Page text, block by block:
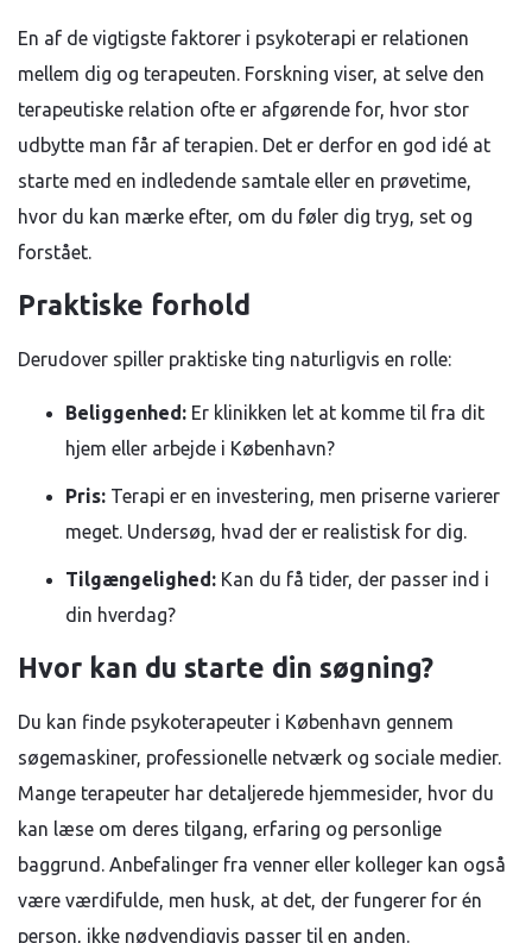
En af de vigtigste faktorer i psykoterapi er relationen
mellem dig og terapeuten. Forskning viser, at selve den
terapeutiske relation ofte er afgørende for, hvor stor
udbytte man får af terapien. Det er derfor en god idé at
starte med en indledende samtale eller en prøvetime,
hvor du kan mærke efter, om du føler dig tryg, set og
forstået.
Praktiske forhold
Derudover spiller praktiske ting naturligvis en rolle:
Beliggenhed: Er klinikken let at komme til fra dit
hjem eller arbejde i København?
Pris: Terapi er en investering, men priserne varierer
meget. Undersøg, hvad der er realistisk for dig.
Tilgængelighed: Kan du få tider, der passer ind i
din hverdag?
Hvor kan du starte din søgning?
Du kan finde psykoterapeuter i København gennem
søgemaskiner, professionelle netværk og sociale medier.
Mange terapeuter har detaljerede hjemmesider, hvor du
kan læse om deres tilgang, erfaring og personlige
baggrund. Anbefalinger fra venner eller kolleger kan også
være værdifulde, men husk, at det, der fungerer for én
person, ikke nødvendigvis passer til en anden.